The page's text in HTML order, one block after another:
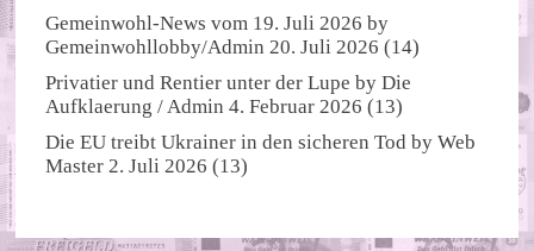
Gemeinwohl-News vom 19. Juli 2026 by
Gemeinwohllobby/Admin 20. Juli 2026 (14)
Privatier und Rentier unter der Lupe byDie
Aufklaerung / Admin 4. Februar 2026 (13)
Die EU treibt Ukrainer in den sicheren Tod byWeb
Master 2. Juli 2026 (13)